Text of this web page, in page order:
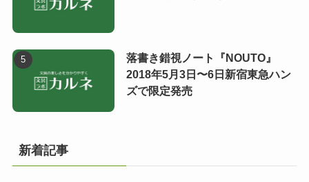
落書き錯視ノート『NOUTO』
2018年5月3日〜6日新宿東急ハン
ズで限定発売
新着記事